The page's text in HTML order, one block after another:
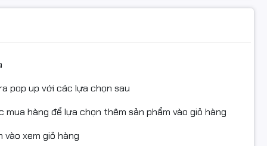
…
vui lòng nhắn shop nếu bạn dùng các mã khác để
pop up với các lựa chọn sau
hàng để lựa chọn thêm sản phẩm vào giỏ hàng
vào xem giỏ hàng
hiệu – mới 100%